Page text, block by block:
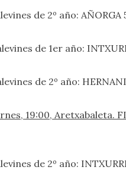
de 2º año:
de 1er año:
de 2º año:
19:00, Aretxabaleta.
de 2º año: